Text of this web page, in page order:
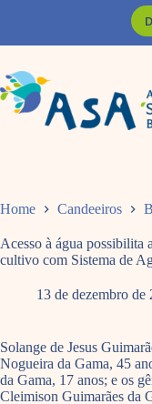
Home Candeeiros
Acesso à água possibilita
cultivo com Sistema de
13 de dezembro de
Solange de Jesus
Nogueira da Gama, 45
da Gama, 17 anos; e os
Cleimison Guimarães da